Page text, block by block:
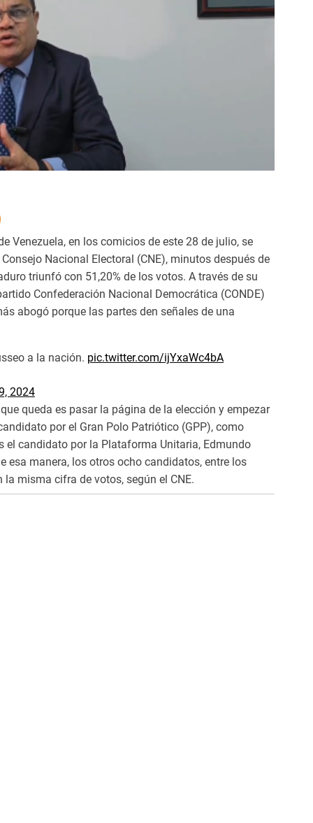
Venezuela, en los comicios de este 28 de julio, se
Nacional Electoral (CNE), minutos después de
triunfó con 51,20% de los votos. A través de su
Confederación Nacional Democrática (CONDE)
abogó porque las partes den señales de una
a la nación. pic.twitter.com/ijYxaWc4bA
2024
queda es pasar la página de la elección y empezar
por el Gran Polo Patriótico (GPP), como
candidato por la Plataforma Unitaria, Edmundo
esa manera, los otros ocho candidatos, entre los
misma cifra de votos, según el CNE.